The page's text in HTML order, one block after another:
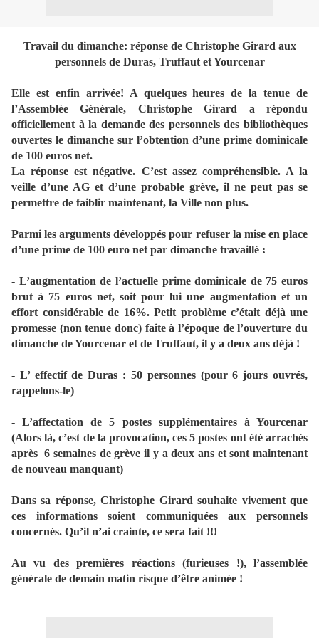
Travail du dimanche: réponse de Christophe Girard aux
personnels de Duras, Truffaut et Yourcenar
Elle est enfin arrivée! A quelques heures de la tenue de
l’Assemblée Générale, Christophe Girard a répondu
officiellement à la demande des personnels des bibliothèques
ouvertes le dimanche sur l’obtention d’une prime dominicale
de 100 euros net.
La réponse est négative. C’est assez compréhensible. A la
veille d’une AG et d’une probable grève, il ne peut pas se
permettre de faiblir maintenant, la Ville non plus.
Parmi les arguments développés pour refuser la mise en place
d’une prime de 100 euro net par dimanche travaillé :
- L’augmentation de l’actuelle prime dominicale de 75 euros
brut à 75 euros net, soit pour lui une augmentation et un
effort considérable de 16%. Petit problème c’était déjà une
promesse (non tenue donc) faite à l’époque de l’ouverture du
dimanche de Yourcenar et de Truffaut, il y a deux ans déjà !
- L’ effectif de Duras : 50 personnes (pour 6 jours ouvrés,
rappelons-le)
- L’affectation de 5 postes supplémentaires à Yourcenar
(Alors là, c’est de la provocation, ces 5 postes ont été arrachés
après 6 semaines de grève il y a deux ans et sont maintenant
de nouveau manquant)
Dans sa réponse, Christophe Girard souhaite vivement que
ces informations soient communiquées aux personnels
concernés. Qu’il n’ai crainte, ce sera fait !!!
Au vu des premières réactions (furieuses !), l’assemblée
générale de demain matin risque d’être animée !